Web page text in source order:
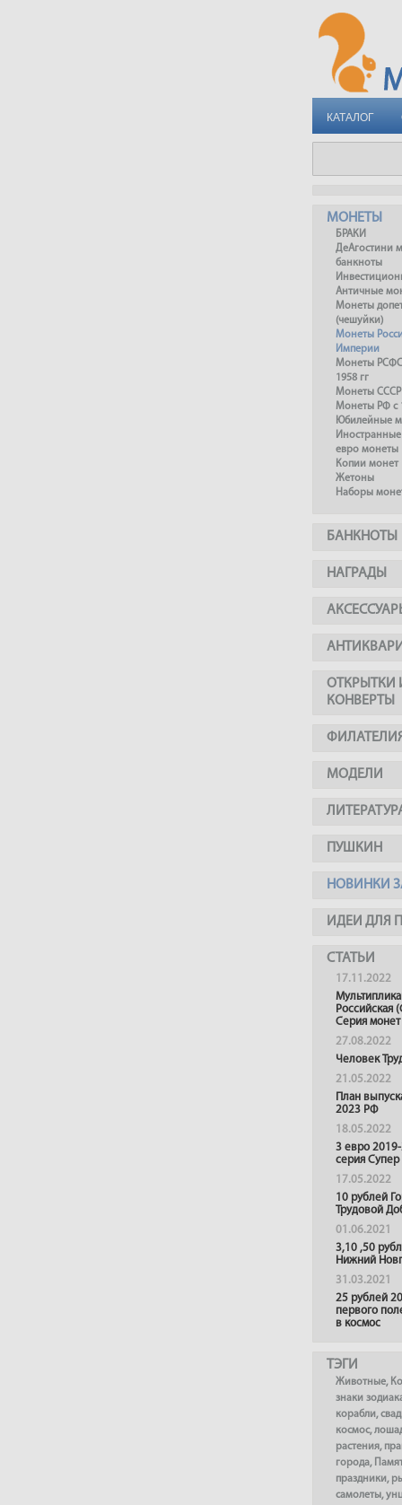
КАТАЛОГ
МОНЕТЫ
БРАКИ
ДеАгостини
банкноты
Античные
Монеты
(чешуйки)
Монеты
Империи
Монеты
1958 гг
Монеты СССР
Монеты РФ с
Юбилейные
евро монеты
Копии монет
Жетоны
Наборы
БАНКНОТЫ
НАГРАДЫ
ОТКРЫТКИ
КОНВЕРТЫ
МОДЕЛИ
ПУШКИН
НОВИНКИ
ИДЕИ ДЛЯ
СТАТЬИ
17.11.2022
Российская
Серия монет
27.08.2022
Человек
21.05.2022
План
2023 РФ
18.05.2022
3 евро
серия
17.05.2022
10 рублей
Трудовой
01.06.2021
3,10 ,50
Нижний
31.03.2021
25 рублей
первого
в космос
ТЭГИ
Животные,
знаки
корабли,
космос,
растения,
города,
праздники,
самолеты,